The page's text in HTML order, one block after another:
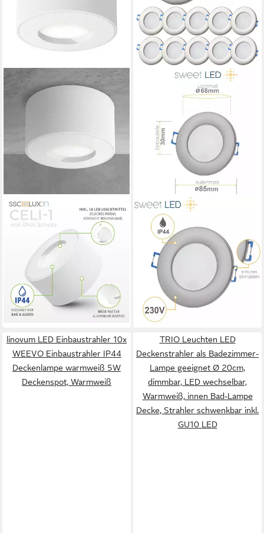
SSC-LUXON
LED Aufbaustrahler CELI-1
Aufbauspot fuer Bad &
Aussen IP44 in weiss mit LED
Modul 4W, Neutralweiß
Produktdatenblatt
14,33 €
-52%
lieferbar - in 2-3 Werktagen bei dir
SWEET LED
LED Einbaustrahler 10er SET
IP44 Bad 6,5W 230V 3000K
LED Einbauspots Chrom flach
Warmweiß, 3000K,
Warmweiß, Deckenspots, Ø
85 mm, Einbauleuchten
Produktdatenblatt
69,99 €
lieferbar - in 3-4 Werktagen bei dir
linovum LED Einbaustrahler 10x
WEEVO Einbaustrahler IP44
Deckenlampe warmweiß 5W
Deckenspot, Warmweiß
TRIO Leuchten LED
Deckenstrahler als Badezimmer-
Lampe geeignet Ø 20cm,
dimmbar, LED wechselbar,
Warmweiß, innen Bad-Lampe
Decke, Strahler schwenkbar inkl.
GU10 LED